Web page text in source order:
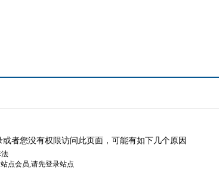
或者您没有权限访问此页面，可能有如下几个原因
点会员,请先登录站点